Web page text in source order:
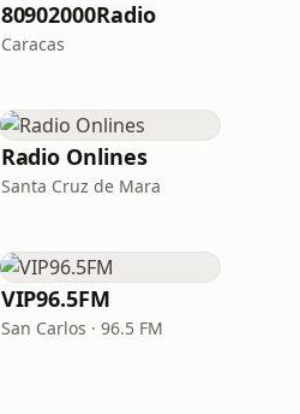
80902000Radio
Caracas
Radio Onlines
Santa Cruz de Mara
VIP96.5FM
San Carlos · 96.5 FM